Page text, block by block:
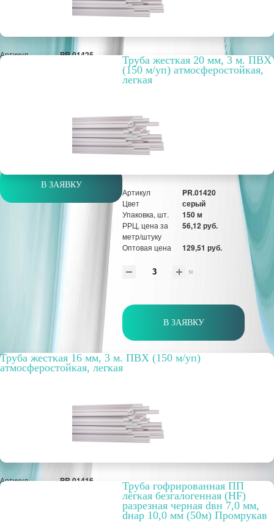
Артикул PR.01425
В ЗАЯВКУ
Труба жесткая 20 мм, 3 м. ПВХ
(150 м/уп) атмосферостойкая,
легкая
Артикул PR.01420
Цвет серый
Упаковка, шт. 150 м
РРЦ, цена за
метр/штуку
56,12 руб.
Оптовая цена 129,51 руб.
м
В ЗАЯВКУ
Труба жесткая 16 мм, 3 м. ПВХ (150 м/уп)
атмосферостойкая, легкая
Артикул PR.01416
Труба гофрированная ПП
лёгкая безгалогенная (HF)
разрезная черная dвн 7,0 мм,
dнар 10,0 мм (50м) Промрукав